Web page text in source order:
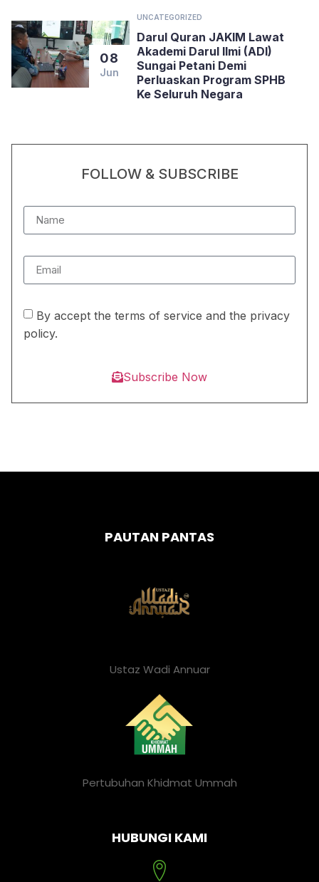
08
Jun
UNCATEGORIZED
Darul Quran JAKIM Lawat
Akademi Darul Ilmi (ADI)
Sungai Petani Demi
Perluaskan Program SPHB
Ke Seluruh Negara
FOLLOW & SUBSCRIBE
By accept the terms of service and the privacy
policy.
Subscribe Now
PAUTAN PANTAS
Ustaz Wadi Annuar
Pertubuhan Khidmat Ummah
HUBUNGI KAMI